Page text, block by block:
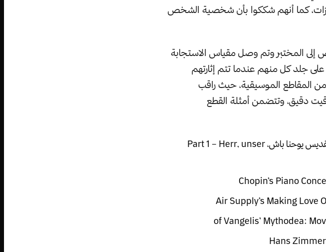
كما أنهم شككوا بأن شخصية الشخص
المختبر وتم وصل مقياس الاستجابة
على جلد كل منهم عندما تتم إثارتهم
من المقاطع الموسيقية، حيث راقب
دقيق، وتتضمن أمثلة القطع
أول دقيقتين و11 ثانية من معزوفة (باخ) بعنوان: القديس يوحنا باش، Part 1 – Herr, unser